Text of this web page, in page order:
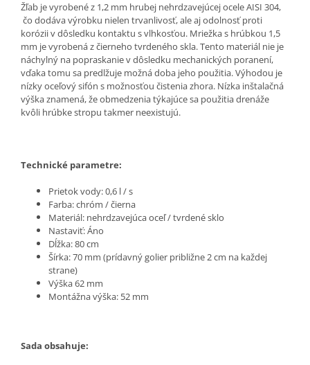
Žľab je vyrobené z 1,2 mm hrubej nehrdzavejúcej ocele AISI 304,
čo dodáva výrobku nielen trvanlivosť, ale aj odolnosť proti
korózii v dôsledku kontaktu s vlhkosťou. Mriežka s hrúbkou 1,5
mm je vyrobená z čierneho tvrdeného skla. Tento materiál nie je
náchylný na popraskanie v dôsledku mechanických poranení,
vďaka tomu sa predlžuje možná doba jeho použitia. Výhodou je
nízky oceľový sifón s možnosťou čistenia zhora. Nízka inštalačná
výška znamená, že obmedzenia týkajúce sa použitia drenáže
kvôli hrúbke stropu takmer neexistujú.
Technické parametre:
Prietok vody: 0,6 l / s
Farba: chróm / čierna
Materiál: nehrdzavejúca oceľ / tvrdené sklo
Nastaviť: Áno
Dĺžka: 80 cm
Šírka: 70 mm (prídavný golier približne 2 cm na každej
strane)
Výška 62 mm
Montážna výška: 52 mm
Sada obsahuje: